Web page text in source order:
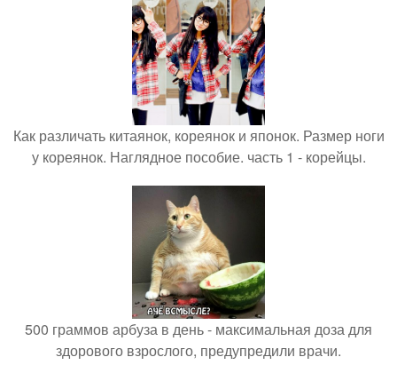
Как различать китаянок, кореянок и японок. Размер ноги
у кореянок. Наглядное пособие. часть 1 - корейцы.
500 граммов арбуза в день - максимальная доза для
здорового взрослого, предупредили врачи.